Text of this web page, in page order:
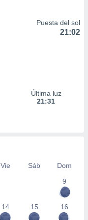
Puesta del sol
21:02
Última luz
21:31
Vie Sáb
Dom
9
14 15 16